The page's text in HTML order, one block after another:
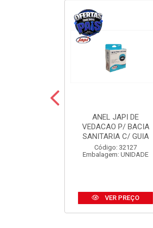
ANEL JAPI DE
VEDACAO P/ BACIA
SANITARIA C/ GUIA
Código: 32127
Embalagem: UNIDADE
VER PREÇO